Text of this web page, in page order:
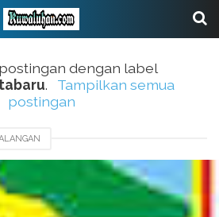
dengan label
.
Tampilkan semua
postingan
ASAL USUL KOTABARU
HARI JADI KOTABARU